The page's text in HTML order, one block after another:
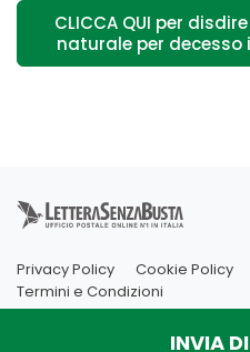
CLICCA QUI per
naturale per
INVIA
Privacy Policy Cookie Policy
Termini e Condizioni
Copyright Innovatio Online Ltd